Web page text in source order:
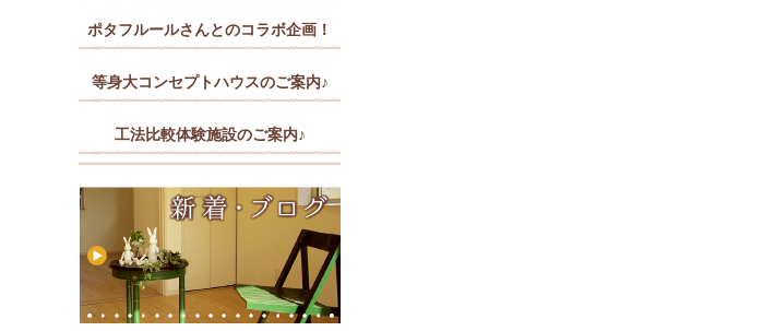
ポタフルールさんとのコラボ企画！
等身大コンセプトハウスのご案内♪
工法比較体験施設のご案内♪